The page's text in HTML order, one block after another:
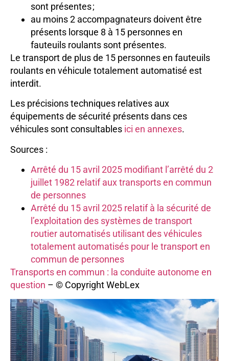
sont présentes ;
au moins 2 accompagnateurs doivent être
présents lorsque 8 à 15 personnes en
fauteuils roulants sont présentes.
Le transport de plus de 15 personnes en fauteuils
roulants en véhicule totalement automatisé est
interdit.
Les précisions techniques relatives aux
équipements de sécurité présents dans ces
véhicules sont consultables ici en annexes.
Sources :
Arrêté du 15 avril 2025 modifiant l’arrêté du 2
juillet 1982 relatif aux transports en commun
de personnes
Arrêté du 15 avril 2025 relatif à la sécurité de
l’exploitation des systèmes de transport
routier automatisés utilisant des véhicules
totalement automatisés pour le transport en
commun de personnes
Transports en commun : la conduite autonome en
question – © Copyright WebLex